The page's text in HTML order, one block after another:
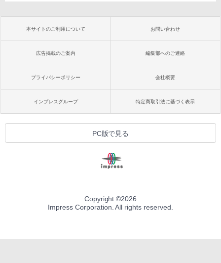
本サイトのご利用について お問い合わせ
広告掲載のご案内 編集部へのご連絡
プライバシーポリシー 会社概要
インプレスグループ 特定商取引法に基づく表示
PC版で見る
Copyright ©2026
Impress Corporation. All rights reserved.